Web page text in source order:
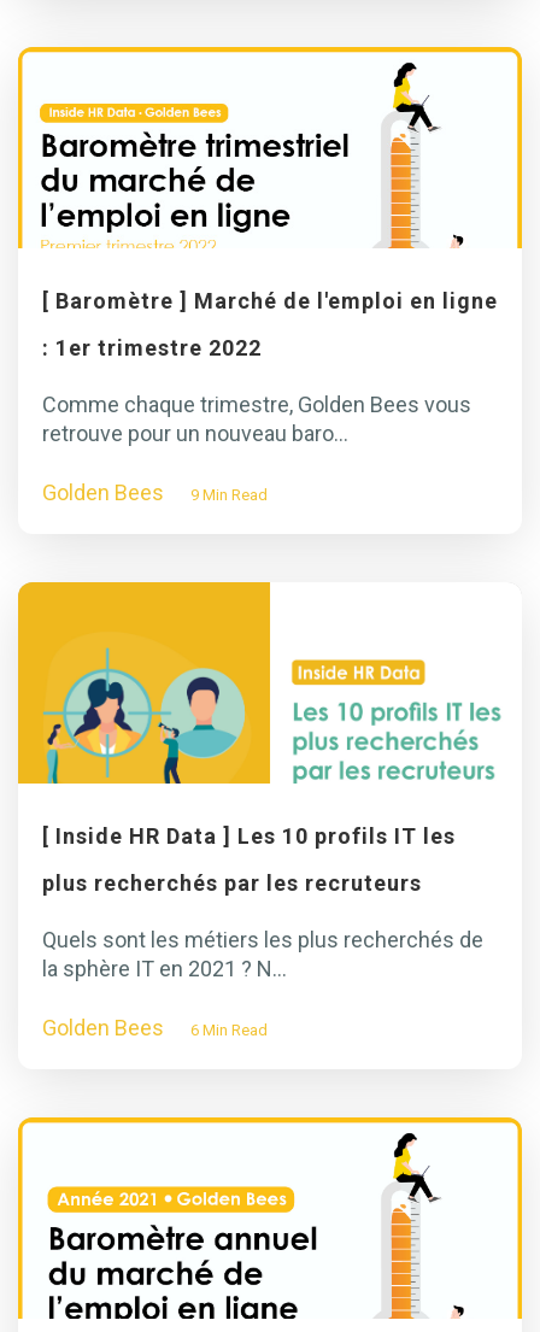
[ Baromètre ] Marché de l'emploi en ligne
: 1er trimestre 2022
Comme chaque trimestre, Golden Bees vous
retrouve pour un nouveau baro...
Golden Bees 9 Min Read
[ Inside HR Data ] Les 10 profils IT les
plus recherchés par les recruteurs
Quels sont les métiers les plus recherchés de
la sphère IT en 2021 ? N...
Golden Bees 6 Min Read